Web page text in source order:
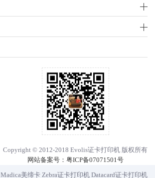
Copyright © 2012-2018 Evolis证卡打印机 版权所有
网站备案号： 粤ICP备07071501号
Madica美缔卡 Zebra证卡打印机 Datacard证卡打印机